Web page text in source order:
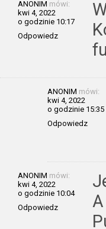
ANONIM mówi:
kwi 4, 2022
o godzinie 10:17
Odpowiedz
ANONIM mówi:
kwi 4, 2022
o godzinie 15:35
Odpowiedz
ANONIM mówi:
kwi 4, 2022
o godzinie 10:04
Odpowiedz